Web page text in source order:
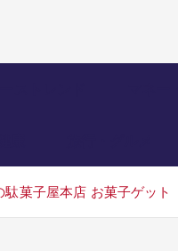
菓子屋本店 お菓子ゲット